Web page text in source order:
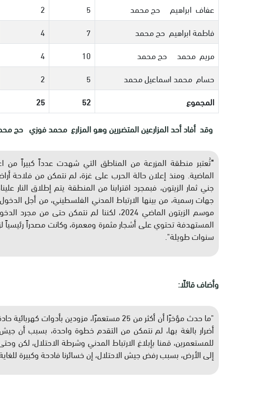
عفاف ابراهيم حج محمد
5
2
فاطمة ابراهيم حج محمد
7
4
مريم محمد حج محمد
10
4
حسام محمد اسماعيل محمد
5
2
المجموع
52
25
وقد أفاد أحد المزارعين المتضررين وهو المزارع محمد فوزي حج
"تُعتبر منطقة المزرعة من المناطق التي شهدت عدداً كبيراً من
الماضية. ومنذ إعلان حالة الحرب على غزة، لم نتمكن من فلاحة
جني ثمار الزيتون، فبمجرد اقترابنا من المنطقة يتم إطلاق النار
جهات رسمية، من بينها الارتباط المدني الفلسطيني، من أجل الدخول
موسم الزيتون الماضي 2024، لكننا لم نتمكن
المستهدفة تحتوي على أشجار مثمرة ومعمرة، وكانت مصدراً رئيسياً
سنوات طويلة."
وأضاف قائلًا:
"ما حدث مؤخرًا أن أكثر من 25 مستعمرًا، مزودين
أضرار بالغة بها، لم نتمكن من التقدم خطوة واحدة، بسبب أن جيش
للمستعمرين، قمنا بإبلاغ الارتباط المدني وشرطة الاحتلال، لكن
إلى الأرض، بسبب رفض جيش الاحتلال، إن خسائرنا فادحة وكبيرة